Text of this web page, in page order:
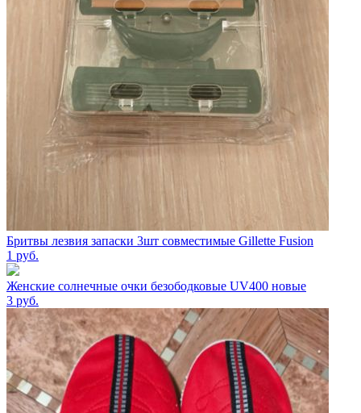
Бритвы лезвия запаски 3шт совместимые Gillette Fusion
1 руб.
Женские солнечные очки безободковые UV400 новые
3 руб.